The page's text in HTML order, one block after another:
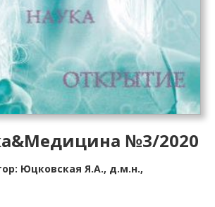
№3/2020
Юцковская Я.А., д.м.н.,